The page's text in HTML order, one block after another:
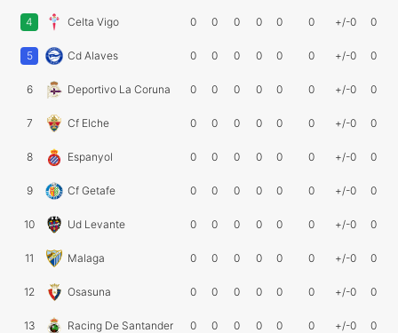
4 Celta Vigo 0 0 0 0 0 0 +/-0 0
5 Cd Alaves 0 0 0 0 0 0 +/-0 0
6 Deportivo La Coruna 0 0 0 0 0 0 +/-0 0
7 Cf Elche 0 0 0 0 0 0 +/-0 0
8 Espanyol 0 0 0 0 0 0 +/-0 0
9 Cf Getafe 0 0 0 0 0 0 +/-0 0
10 Ud Levante 0 0 0 0 0 0 +/-0 0
11 Malaga 0 0 0 0 0 0 +/-0 0
12 Osasuna 0 0 0 0 0 0 +/-0 0
13 Racing De Santander 0 0 0 0 0 0 +/-0 0